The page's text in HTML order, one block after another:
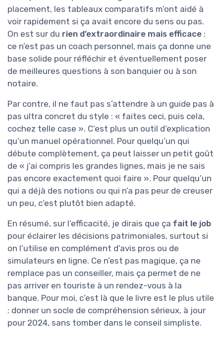
placement, les tableaux comparatifs m’ont aidé à
voir rapidement si ça avait encore du sens ou pas.
On est sur du rien d’extraordinaire mais efficace :
ce n’est pas un coach personnel, mais ça donne une
base solide pour réfléchir et éventuellement poser
de meilleures questions à son banquier ou à son
notaire.
Par contre, il ne faut pas s’attendre à un guide pas à
pas ultra concret du style : « faites ceci, puis cela,
cochez telle case ». C’est plus un outil d’explication
qu’un manuel opérationnel. Pour quelqu’un qui
débute complètement, ça peut laisser un petit goût
de « j’ai compris les grandes lignes, mais je ne sais
pas encore exactement quoi faire ». Pour quelqu’un
qui a déjà des notions ou qui n’a pas peur de creuser
un peu, c’est plutôt bien adapté.
En résumé, sur l’efficacité, je dirais que ça fait le job
pour éclairer les décisions patrimoniales, surtout si
on l’utilise en complément d’avis pros ou de
simulateurs en ligne. Ce n’est pas magique, ça ne
remplace pas un conseiller, mais ça permet de ne
pas arriver en touriste à un rendez-vous à la
banque. Pour moi, c’est là que le livre est le plus utile
: donner un socle de compréhension sérieux, à jour
pour 2024, sans tomber dans le conseil simpliste.